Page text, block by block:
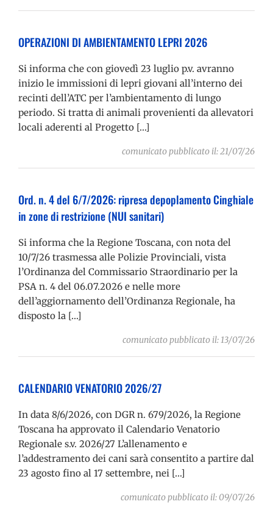
OPERAZIONI DI AMBIENTAMENTO LEPRI 2026
Si informa che con giovedì 23 luglio p.v. avranno
inizio le immissioni di lepri giovani all’interno dei
recinti dell’ATC per l’ambientamento di lungo
periodo. Si tratta di animali provenienti da allevatori
locali aderenti al Progetto […]
comunicato pubblicato il: 21/07/26
Ord. n. 4 del 6/7/2026: ripresa depoplamento Cinghiale
in zone di restrizione (NUI sanitari)
Si informa che la Regione Toscana, con nota del
10/7/26 trasmessa alle Polizie Provinciali, vista
l’Ordinanza del Commissario Straordinario per la
PSA n. 4 del 06.07.2026 e nelle more
dell’aggiornamento dell’Ordinanza Regionale, ha
disposto la […]
comunicato pubblicato il: 13/07/26
CALENDARIO VENATORIO 2026/27
In data 8/6/2026, con DGR n. 679/2026, la Regione
Toscana ha approvato il Calendario Venatorio
Regionale s.v. 2026/27 L’allenamento e
l’addestramento dei cani sarà consentito a partire dal
23 agosto fino al 17 settembre, nei […]
comunicato pubblicato il: 09/07/26